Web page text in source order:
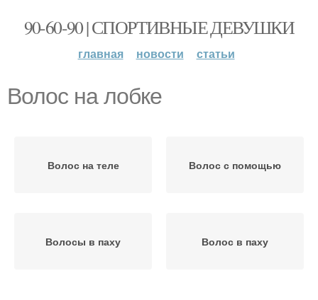
90-60-90 | СПОРТИВНЫЕ ДЕВУШКИ
главная новости статьи
Волос на лобке
Волос на теле Волос с помощью
Волосы в паху Волос в паху